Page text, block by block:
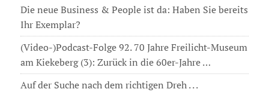
Die neue Business & People ist da: Haben Sie bereits
Ihr Exemplar?
(Video-)Podcast-Folge 92. 70 Jahre Freilicht-Museum
am Kiekeberg (3): Zurück in die 60er-Jahre …
Auf der Suche nach dem richtigen Dreh . . .